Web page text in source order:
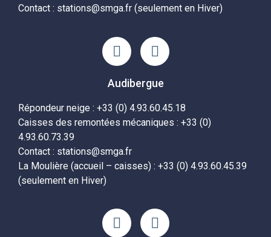
Contact : stations@smga.fr (seulement en Hiver)
Audibergue
Répondeur neige : +33 (0) 4.93.60.45.18
Caisses des remontées mécaniques : +33 (0)
4.93.60.73.39
Contact : stations@smga.fr
La Moulière (accueil – caisses) : +33 (0) 4.93.60.45.39
(seulement en Hiver)